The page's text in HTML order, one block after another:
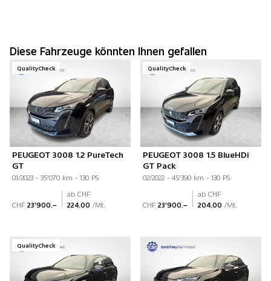
Diese Fahrzeuge könnten Ihnen gefallen
QualityCheck
PEUGEOT 3008 1.2 PureTech
GT
01/2023 - 35'070 km - 130 PS
CHF 23'900.–
ab CHF
224.00 /Mt.
QualityCheck
PEUGEOT 3008 1.5 BlueHDi
GT Pack
02/2022 - 45'390 km - 130 PS
CHF 23'900.–
ab CHF
204.00 /Mt.
QualityCheck